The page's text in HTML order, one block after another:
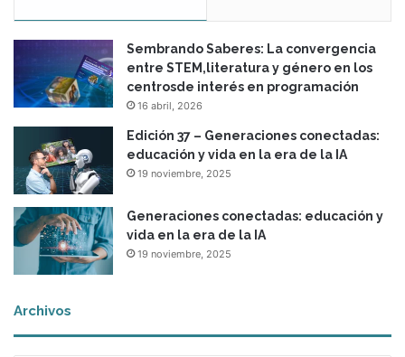
Sembrando Saberes: La convergencia
entre STEM,literatura y género en los
centrosde interés en programación
16 abril, 2026
Edición 37 – Generaciones conectadas:
educación y vida en la era de la IA
19 noviembre, 2025
Generaciones conectadas: educación y
vida en la era de la IA
19 noviembre, 2025
Archivos